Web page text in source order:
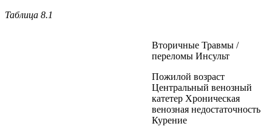
Таблица 8.1
Вторичные Травмы /
переломы Инсульт
Пожилой возраст
Центральный венозный
катетер Хроническая
венозная недостаточность
Курение